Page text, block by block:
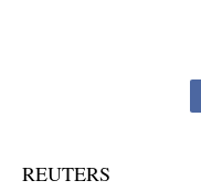
REUTERS